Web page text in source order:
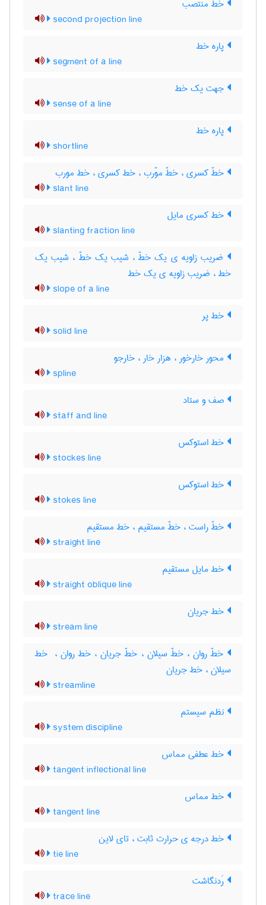
خط منتصب
second projection line
پاره خط
segment of a line
جهت یک خط
sense of a line
پاره خط
shortline
خطّ کسری ، خطّ موّرب ، خط کسری ، خط مورب
slant line
خط کسری مایل
slanting fraction line
ضریب زاویه ی یک خطّ ، شیب یک خطّ ، شیب یک
خط ، ضریب زاویه ی یک خط
slope of a line
خط پر
solid line
محور خارخور ، هزار خار ، خارجو
spline
صف و ستاد
staff and line
خط استوکس
stockes line
خط استوکس
stokes line
خطّ راست ، خطّ مستقیم ، خط مستقیم
straight line
خط مایل مستقیم
straight oblique line
خط جریان
stream line
خطّ روان ، خطّ سیلان ، خطّ جریان ، خط روان ، ‌ خط
سیلان ، خط جریان
streamline
نظم سیستم
system discipline
خط عطفی مماس
tangent inflectional line
خط مماس
tangent line
خط درجه ی حرارت ثابت ، تای لاین
tie line
رَدنگاشت
trace line